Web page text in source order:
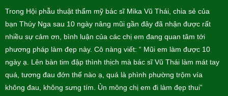
Trong Hội phẫu thuật thẩm mỹ bác sĩ Mika Vũ Thái, chia sẻ của
bạn Thúy Nga sau 10 ngày nâng mũi gần đây đã nhận được rất
nhiều sự cảm ơn, bình luận của các chị em đang quan tâm tới
phương pháp làm đẹp này. Cô nàng viết: “ Mũi em làm được 10
ngày ạ. Lên bàn tim đập thình thịch mà bác sĩ Vũ Thái làm mát tay
quá, tương đau đớn thế nào ạ, quá là phình phường trộm vía
không đau, không sưng tím. Ủn mông chị em đi làm đẹp thui”